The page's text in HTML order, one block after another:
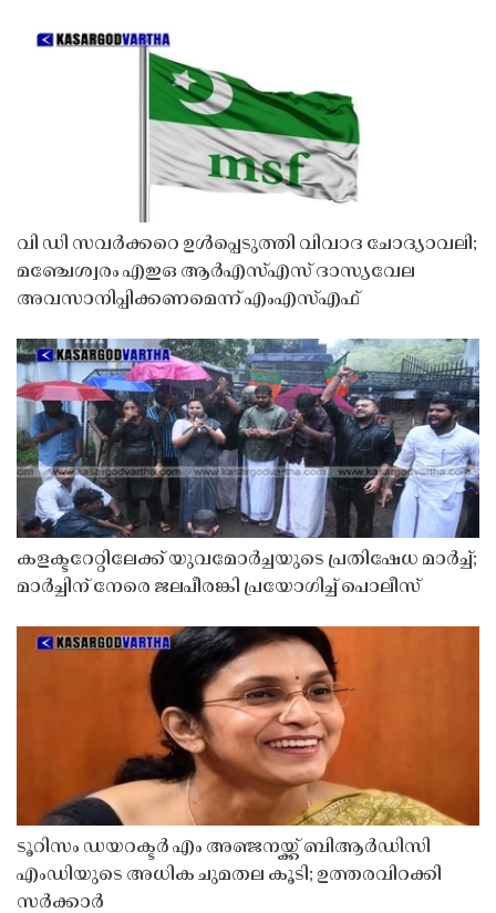
വി ഡി സവർക്കറെ ഉൾപ്പെടുത്തി വിവാദ ചോദ്യാവലി;
മഞ്ചേശ്വരം എഇഒ ആർഎസ്എസ് ദാസ്യവേല
അവസാനിപ്പിക്കണമെന്ന് എംഎസ്എഫ്
കളക്ടറേറ്റിലേക്ക് യുവമോർച്ചയുടെ പ്രതിഷേധ മാർച്ച്;
മാർച്ചിന് നേരെ ജലപീരങ്കി പ്രയോഗിച്ച് പൊലീസ്
ടൂറിസം ഡയറക്ടർ എം അഞ്ജനയ്ക്ക് ബിആർഡിസി
എംഡിയുടെ അധിക ചുമതല കൂടി; ഉത്തരവിറക്കി
സർക്കാർ